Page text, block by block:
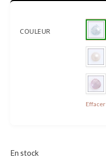
COULEUR
Effacer
En stock